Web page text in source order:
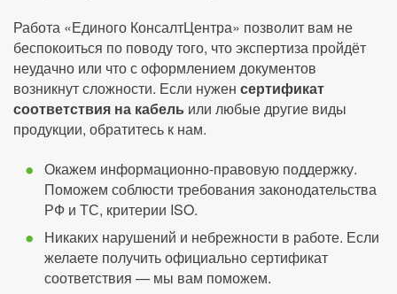
Работа «Единого КонсалтЦентра» позволит вам не
беспокоиться по поводу того, что экспертиза пройдёт
неудачно или что с оформлением документов
возникнут сложности. Если нужен сертификат
соответствия на кабель или любые другие виды
продукции, обратитесь к нам.
Окажем информационно-правовую поддержку.
Поможем соблюсти требования законодательства
РФ и ТС, критерии ISO.
Никаких нарушений и небрежности в работе. Если
желаете получить официально сертификат
соответствия — мы вам поможем.